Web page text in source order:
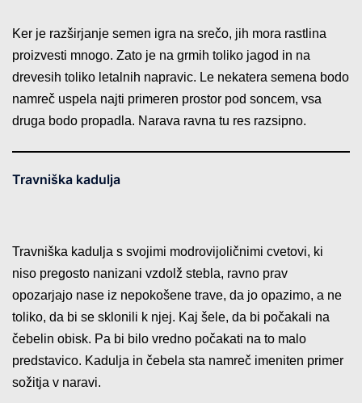
Ker je razširjanje semen igra na srečo, jih mora rastlina
proizvesti mnogo. Zato je na grmih toliko jagod in na
drevesih toliko letalnih napravic. Le nekatera semena bodo
namreč uspela najti primeren prostor pod soncem, vsa
druga bodo propadla. Narava ravna tu res razsipno.
Travniška kadulja
Travniška kadulja s svojimi modrovijoličnimi cvetovi, ki
niso pregosto nanizani vzdolž stebla, ravno prav
opozarjajo nase iz nepokošene trave, da jo opazimo, a ne
toliko, da bi se sklonili k njej. Kaj šele, da bi počakali na
čebelin obisk. Pa bi bilo vredno počakati na to malo
predstavico. Kadulja in čebela sta namreč imeniten primer
sožitja v naravi.